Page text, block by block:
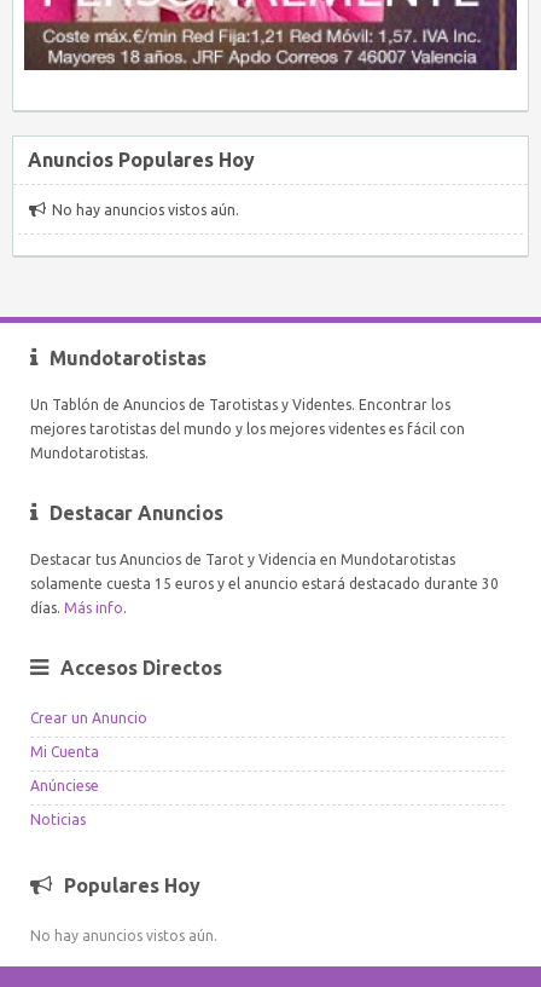
Anuncios Populares Hoy
No hay anuncios vistos aún.
Mundotarotistas
Un Tablón de Anuncios de Tarotistas y Videntes. Encontrar los
mejores tarotistas del mundo y los mejores videntes es fácil con
Mundotarotistas.
Destacar Anuncios
Destacar tus Anuncios de Tarot y Videncia en Mundotarotistas
solamente cuesta 15 euros y el anuncio estará destacado durante 30
días. Más info.
Accesos Directos
Crear un Anuncio
Mi Cuenta
Anúnciese
Noticias
Populares Hoy
No hay anuncios vistos aún.